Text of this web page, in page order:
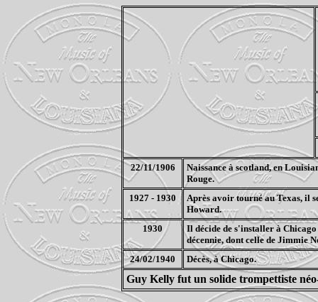
22/11/1906
Naissance à scotland, en
Rouge.
1927 - 1930
Après avoir tourné au Texas, il
Howard.
1930
Il décide de s'installer à
décennie, dont celle de Jimmie
24/02/1940
Décès, à Chicago.
Guy Kelly fut un solide trompettiste